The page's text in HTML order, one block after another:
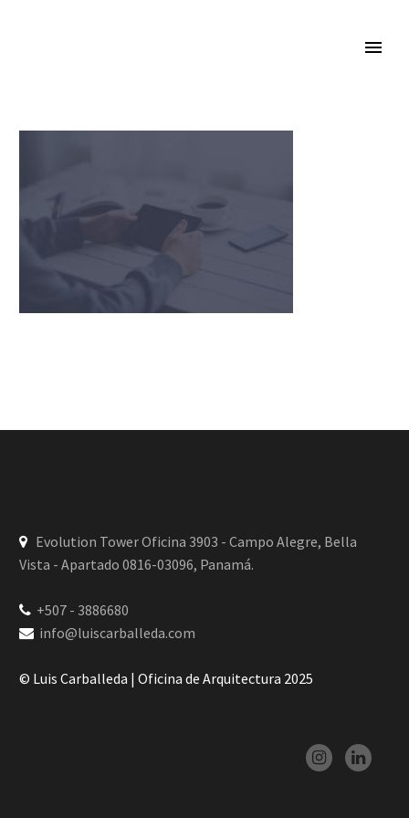
Evolution Tower Oficina 3903 - Campo Alegre, Bella
Vista - Apartado 0816-03096, Panamá.
+507 - 3886680
info@luiscarballeda.com
© Luis Carballeda | Oficina de Arquitectura 2025